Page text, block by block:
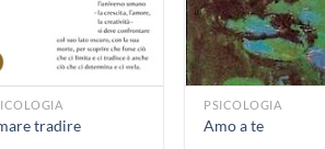
tradire
+
PSICOLOGIA
Amo a te